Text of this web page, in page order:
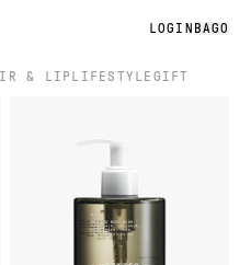
LOGIN BAG0
& LIP LIFESTYLE GIFT